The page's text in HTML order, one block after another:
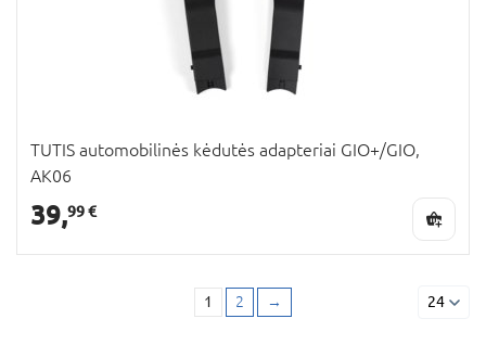
TUTIS automobilinės kėdutės adapteriai GIO+/GIO,
AK06
39,99 €
1 2 → 24